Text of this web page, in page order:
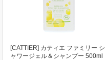
[CATTIER] カティエ ファミリー シ
ャワージェル＆シャンプー 500ml